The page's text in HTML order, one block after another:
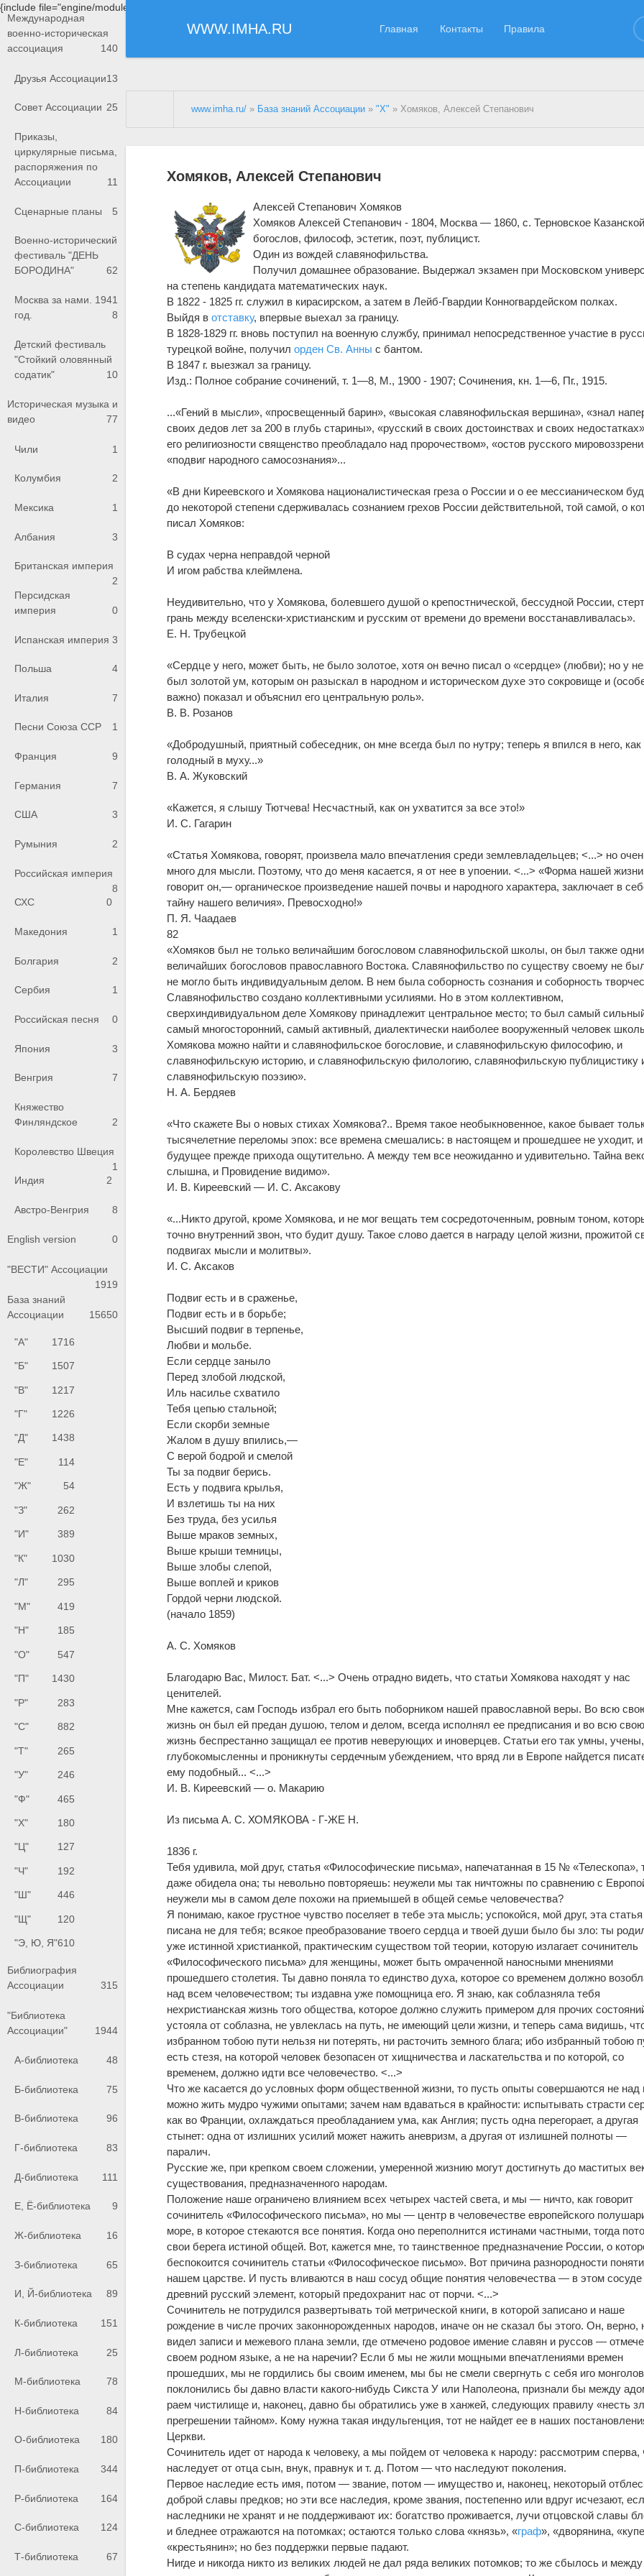
{include file="engine/modules/saperu/head.php"}
WWW.IMHA.RU Главная Контакты Правила
Международная
военно-историческая
ассоциация
140
Друзья Ассоциации13
Совет Ассоциации 25
Приказы,
циркулярные письма,
распоряжения по
Ассоциации
11
Сценарные планы 5
Военно-исторический
фестиваль "ДЕНЬ
БОРОДИНА"
62
Москва за нами. 1941
год.
8
Детский фестиваль
"Стойкий оловянный
содатик"
10
Историческая музыка и
видео
77
Чили 1
Колумбия 2
Мексика 1
Албания 3
Британская империя
2
Персидская
империя
0
Испанская империя 3
Польша 4
Италия 7
Песни Союза ССР 1
Франция 9
Германия 7
США 3
Румыния 2
Российская империя
8
СХС
0
Македония 1
Болгария 2
Сербия 1
Российская песня 0
Япония 3
Венгрия 7
Княжество
Финляндское
2
Королевство Швеция
1
Индия
2
Австро-Венгрия 8
English version 0
"ВЕСТИ" Ассоциации
1919
База знаний
Ассоциации
15650
"А" 1716
"Б" 1507
"В" 1217
"Г" 1226
"Д" 1438
"Е" 114
"Ж" 54
"З" 262
"И" 389
"К" 1030
"Л" 295
"М" 419
"Н" 185
"О" 547
"П" 1430
"Р" 283
"С" 882
"Т" 265
"У" 246
"Ф" 465
"Х" 180
"Ц" 127
"Ч" 192
"Ш" 446
"Щ" 120
"Э, Ю, Я"610
Библиография
Ассоциации
315
"Библиотека
Ассоциации"
1944
А-библиотека 48
Б-библиотека 75
В-библиотека 96
Г-библиотека 83
Д-библиотека 111
Е, Ё-библиотека 9
Ж-библиотека 16
З-библиотека 65
И, Й-библиотека 89
К-библиотека 151
Л-библиотека 25
М-библиотека 78
Н-библиотека 84
О-библиотека 180
П-библиотека 344
Р-библиотека 164
С-библиотека 124
Т-библиотека 67
www.imha.ru/ » База знаний Ассоциации »"Х" » Хомяков, Алексей Степанович
Хомяков, Алексей Степанович
Алексей Степанович Хомяков
Хомяков Алексей Степанович - 1804, Москва — 1860, с. Терновское
богослов, философ, эстетик, поэт, публицист.
Один из вождей славянофильства.
Получил домашнее образование. Выдержал экзамен при Московском
на степень кандидата математических наук.
В 1822 - 1825 гг. служил в кирасирском, а затем в Лейб-Гвардии Конногвардейском полках.
Выйдя вотставку, впервые выехал за границу.
В 1828-1829 гг. вновь поступил на военную службу, принимал непосредственное участие в
турецкой войне, получилорден Св. Анны с бантом.
В 1847 г. выезжал за границу.
Изд.: Полное собрание сочинений, т. 1—8, М., 1900 - 1907; Сочинения, кн. 1—6, Пг., 1915.
...«Гений в мысли», «просвещенный барин», «высокая славянофильская вершина», «знал
своих дедов лет за 200 в глубь старины», «русский в своих достоинствах и своих
его религиозности священство преобладало над пророчеством», «остов русского
«подвиг народного самосознания»...
«В дни Киреевского и Хомякова националистическая греза о России и о ее мессианическом
до некоторой степени сдерживалась сознанием грехов России действительной, той самой, о
писал Хомяков:
В судах черна неправдой черной
И игом рабства клеймлена.
Неудивительно, что у Хомякова, болевшего душой о крепостнической, бессудной России,
грань между вселенски-христианским и русским от времени до времени восстанавливалась».
Е. Н. Трубецкой
«Сердце у него, может быть, не было золотое, хотя он вечно писал о «сердце» (любви); но у
был золотой ум, которым он разыскал в народном и историческом духе это сокровище и
важно) показал и объяснил его центральную роль».
В. В. Розанов
«Добродушный, приятный собеседник, он мне всегда был по нутру; теперь я впился в него, как
голодный в муху...»
В. А. Жуковский
«Кажется, я слышу Тютчева! Несчастный, как он ухватится за все это!»
И. С. Гагарин
«Статья Хомякова, говорят, произвела мало впечатления среди землевладельцев; <...> но
много для мысли. Поэтому, что до меня касается, я от нее в упоении. <...> «Форма нашей
говорит он,— органическое произведение нашей почвы и народного характера, заключает в
тайну нашего величия». Превосходно!»
П. Я. Чаадаев
82
«Хомяков был не только величайшим богословом славянофильской школы, он был также
величайших богословов православного Востока. Славянофильство по существу своему не
не могло быть индивидуальным делом. В нем была соборность сознания и соборность
Славянофильство создано коллективными усилиями. Но в этом коллективном,
сверхиндивидуальном деле Хомякову принадлежит центральное место; то был самый
самый многосторонний, самый активный, диалектически наиболее вооруженный человек
Хомякова можно найти и славянофильское богословие, и славянофильскую философию, и
славянофильскую историю, и славянофильскую филологию, славянофильскую публицистику
славянофильскую поэзию».
Н. А. Бердяев
«Что скажете Вы о новых стихах Хомякова?.. Время такое необыкновенное, какое бывает
тысячелетние переломы эпох: все времена смешались: в настоящем и прошедшее не уходит, и
будущее прежде прихода ощутительно. А между тем все неожиданно и удивительно. Тайна
слышна, и Провидение видимо».
И. В. Киреевский — И. С. Аксакову
«...Никто другой, кроме Хомякова, и не мог вещать тем сосредоточенным, ровным тоном,
точно внутренний звон, что будит душу. Такое слово дается в награду целой жизни, прожитой
подвигах мысли и молитвы».
И. С. Аксаков
Подвиг есть и в сраженье,
Подвиг есть и в борьбе;
Высший подвиг в терпенье,
Любви и мольбе.
Если сердце заныло
Перед злобой людской,
Иль насилье схватило
Тебя цепью стальной;
Если скорби земные
Жалом в душу впились,—
С верой бодрой и смелой
Ты за подвиг берись.
Есть у подвига крылья,
И взлетишь ты на них
Без труда, без усилья
Выше мраков земных,
Выше крыши темницы,
Выше злобы слепой,
Выше воплей и криков
Гордой черни людской.
(начало 1859)
А. С. Хомяков
Благодарю Вас, Милост. Бат. <...> Очень отрадно видеть, что статьи Хомякова находят у нас
ценителей.
Мне кажется, сам Господь избрал его быть поборником нашей православной веры. Во всю
жизнь он был ей предан душою, телом и делом, всегда исполнял ее предписания и во всю свою
жизнь беспрестанно защищал ее против неверующих и иноверцев. Статьи его так умны, учены,
глубокомысленны и проникнуты сердечным убеждением, что вряд ли в Европе найдется
ему подобный... <...>
И. В. Киреевский — о. Макарию
Из письма А. С. ХОМЯКОВА - Г-ЖЕ Н.
1836 г.
Тебя удивила, мой друг, статья «Философические письма», напечатанная в 15 № «Телескопа»,
даже обидела она; ты невольно повторяешь: неужели мы так ничтожны по сравнению с
неужели мы в самом деле похожи на приемышей в общей семье человечества?
Я понимаю, какое грустное чувство поселяет в тебе эта мысль; успокойся, мой друг, эта статья
писана не для тебя; всякое преобразование твоего сердца и твоей души было бы зло: ты
уже истинной христианкой, практическим существом той теории, которую излагает сочинитель
«Философического письма» для женщины, может быть омраченной наносными мнениями
прошедшего столетия. Ты давно поняла то единство духа, которое со временем должно
над всем человечеством; ты издавна уже помощница его. Я знаю, как соблазняла тебя
нехристианская жизнь того общества, которое должно служить примером для прочих
устояла от соблазна, не увлеклась на путь, не имеющий цели жизни, и теперь сама видишь,
избранном тобою пути нельзя ни потерять, ни расточить земного блага; ибо избранный тобою
есть стезя, на которой человек безопасен от хищничества и ласкательства и по которой, со
временем, должно идти все человечество. <...>
Что же касается до условных форм общественной жизни, то пусть опыты совершаются не над
можно жить мудро чужими опытами; зачем нам вдаваться в крайности: испытывать страсти
как во Франции, охлаждаться преобладанием ума, как Англия; пусть одна перегорает, а другая
стынет: одна от излишних усилий может нажить аневризм, а другая от излишней полноты —
паралич.
Русские же, при крепком своем сложении, умеренной жизнию могут достигнуть до маститых
существования, предназначенного народам.
Положение наше ограничено влиянием всех четырех частей света, и мы — ничто, как говорит
сочинитель «Философического письма», но мы — центр в человечестве европейского
море, в которое стекаются все понятия. Когда оно переполнится истинами частными, тогда
свои берега истиной общей. Вот, кажется мне, то таинственное предназначение России, о
беспокоится сочинитель статьи «Философическое письмо». Вот причина разнородности
нашем царстве. И пусть вливаются в наш сосуд общие понятия человечества — в этом сосуде
древний русский элемент, который предохранит нас от порчи. <...>
Сочинитель не потрудился развертывать той метрической книги, в которой записано и наше
рождение в числе прочих законнорожденных народов, иначе он не сказал бы этого. Он, верно,
видел записи и межевого плана земли, где отмечено родовое имение славян и руссов —
своем родном языке, а не на наречии? Если б мы не жили мощными впечатлениями времен
прошедших, мы не гордились бы своим именем, мы бы не смели свергнуть с себя иго
поклонились бы давно власти какого-нибудь Сикста У или Наполеона, признали бы между
раем чистилище и, наконец, давно бы обратились уже в ханжей, следующих правилу «несть
прегрешении тайном». Кому нужна такая индульгенция, тот не найдет ее в наших
Церкви.
Сочинитель идет от народа к человеку, а мы пойдем от человека к народу: рассмотрим сперва,
наследует от отца сын, внук, правнук и т. д. Потом — что наследуют поколения.
Первое наследие есть имя, потом — звание, потом — имущество и, наконец, некоторый
доброй славы предков; но эти все наследия, кроме звания, постепенно или вдруг исчезают,
наследники не хранят и не поддерживают их: богатство проживается, лучи отцовской славы
и бледнее отражаются на потомках; остаются только слова «князь», «граф», «дворянина,
«крестьянин»; но без поддержки первые падают.
Нигде и никогда никто из великих людей не дал ряда великих потомков; то же сбылось и между